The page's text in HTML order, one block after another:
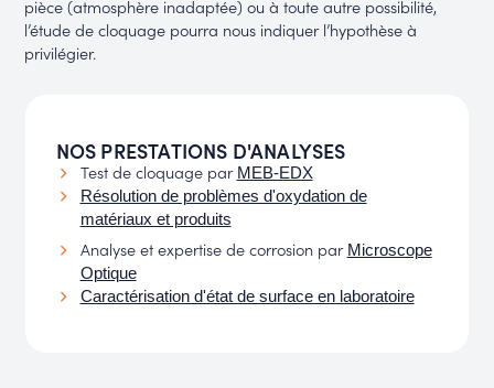
pièce (atmosphère inadaptée) ou à toute autre possibilité,
l’étude de cloquage pourra nous indiquer l’hypothèse à
privilégier.
NOS PRESTATIONS D'ANALYSES
Test de cloquage par MEB-EDX
Résolution de problèmes d'oxydation de
matériaux et produits
Analyse et expertise de corrosion par Microscope
Optique
Caractérisation d'état de surface en laboratoire